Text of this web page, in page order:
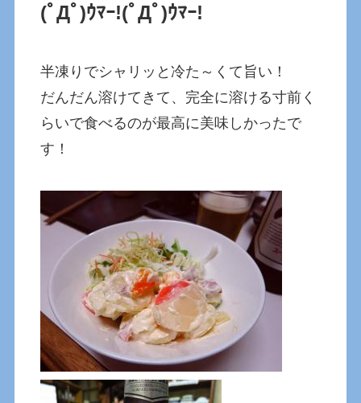
(ﾟДﾟ)ｳﾏｰ!(ﾟДﾟ)ｳﾏｰ!
半凍りでシャリッと冷た～くて旨い！
だんだん溶けてきて、完全に溶ける寸前く
らいで食べるのが最高に美味しかったで
す！